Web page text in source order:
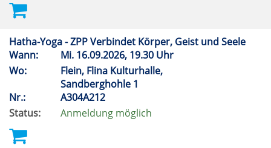
Hatha-Yoga - ZPP Verbindet Körper, Geist und Seele
Wann:
Mi. 16.09.2026, 19.30 Uhr
Wo:
Flein, Flina Kulturhalle,
Sandberghohle 1
Nr.:
A304A212
Status:
Anmeldung möglich